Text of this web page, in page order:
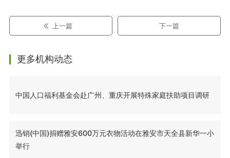
上一篇 下一篇
更多机构动态
中国人口福利基金会赴广州、重庆开展特殊家庭扶助项目调研
迅销(中国)捐赠雅安600万元衣物活动在雅安市天全县新华一小
举行